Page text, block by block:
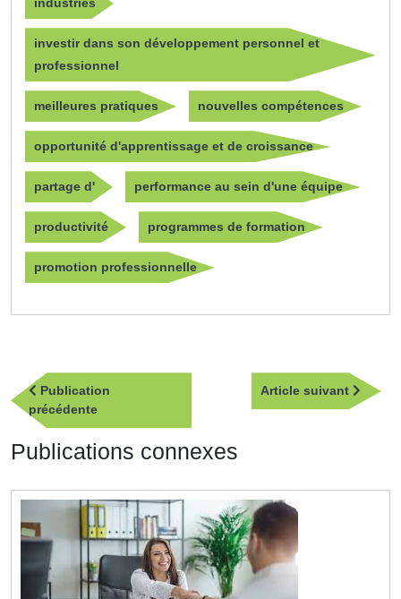
investir dans son développement personnel et
professionnel
meilleures pratiques nouvelles compétences
opportunité d'apprentissage et de croissance
partage d' performance au sein d'une équipe
productivité programmes de formation
promotion professionnelle
Navigation
de
l’article
Publication
précédentePublication
précédente
Article suivant
Article
Publications connexes